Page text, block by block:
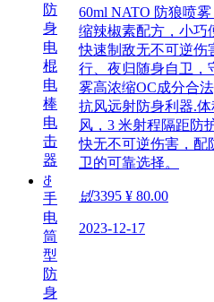
60ml NATO 防狼喷
缩辣椒素配方，小巧
快速制敌无不可逆伤
行、夜归随身自卫，
雾高浓缩OC成分合
抗风远射防身利器.
风，3 米射程隔距防
快无不可逆伤害，配
卫的可靠选择。
넶3395 ¥ 80.00
2023-12-17
防
身
电
棍
电
棒
电
击
器
ꁕ
手
电
筒
型
防
身